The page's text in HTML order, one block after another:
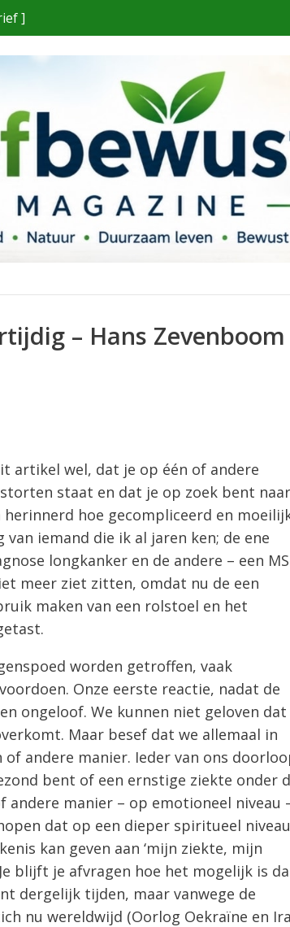
]
– Hans Zevenboom
artikel wel, dat je op één of andere
staat en dat je op zoek bent naar
hoe gecompliceerd en
iemand die ik al jaren ken; de ene
longkanker en de andere – een
meer ziet zitten, omdat nu de een
maken van een rolstoel en het
worden getroffen, vaak
Onze eerste reactie, nadat de
ongeloof. We kunnen niet geloven dat
Maar besef dat we allemaal in
andere manier. Ieder van ons
bent of een ernstige ziekte onder
andere manier – op emotioneel niveau
dat op een dieper spiritueel niveau
kan geven aan ‘mijn ziekte, mijn
blijft je afvragen hoe het mogelijk is
dergelijk tijden, maar vanwege de
nu wereldwijd (Oorlog Oekraïne en